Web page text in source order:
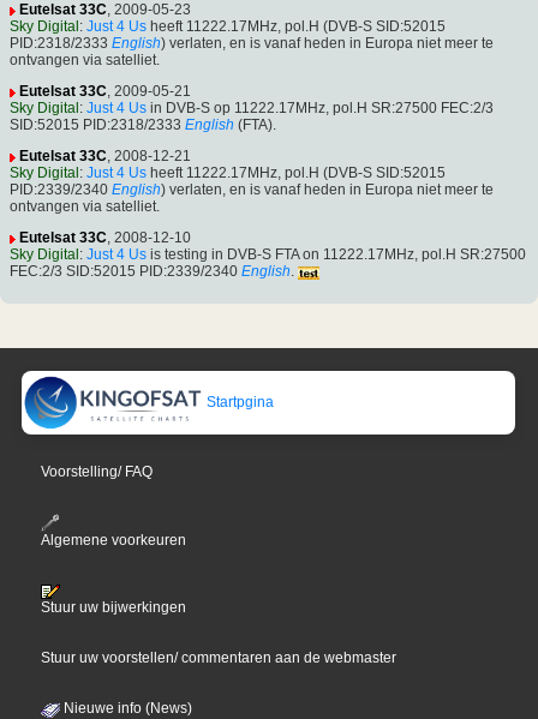
Eutelsat 33C, 2009-05-23
Sky Digital : Just 4 Us heeft 11222.17MHz, pol.H (DVB-S SID:52015
PID:2318/2333 English) verlaten, en is vanaf heden in Europa niet meer te
ontvangen via satelliet.
Eutelsat 33C, 2009-05-21
Sky Digital : Just 4 Us in DVB-S op 11222.17MHz, pol.H SR:27500 FEC:2/3
SID:52015 PID:2318/2333 English (FTA).
Eutelsat 33C, 2008-12-21
Sky Digital : Just 4 Us heeft 11222.17MHz, pol.H (DVB-S SID:52015
PID:2339/2340 English) verlaten, en is vanaf heden in Europa niet meer te
ontvangen via satelliet.
Eutelsat 33C, 2008-12-10
Sky Digital : Just 4 Us is testing in DVB-S FTA on 11222.17MHz, pol.H SR:27500
FEC:2/3 SID:52015 PID:2339/2340 English.
Startpgina
Voorstelling/ FAQ
Algemene voorkeuren
Stuur uw bijwerkingen
Stuur uw voorstellen/ commentaren aan de webmaster
Nieuwe info (News)